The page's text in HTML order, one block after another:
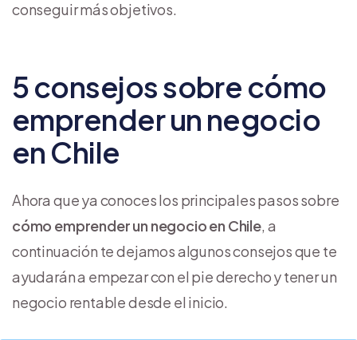
conseguir más objetivos.
5 consejos sobre cómo
emprender un negocio
en Chile
Ahora que ya conoces los principales pasos sobre
cómo emprender un negocio en Chile, a
continuación te dejamos algunos consejos que te
ayudarán a empezar con el pie derecho y tener un
negocio rentable desde el inicio.